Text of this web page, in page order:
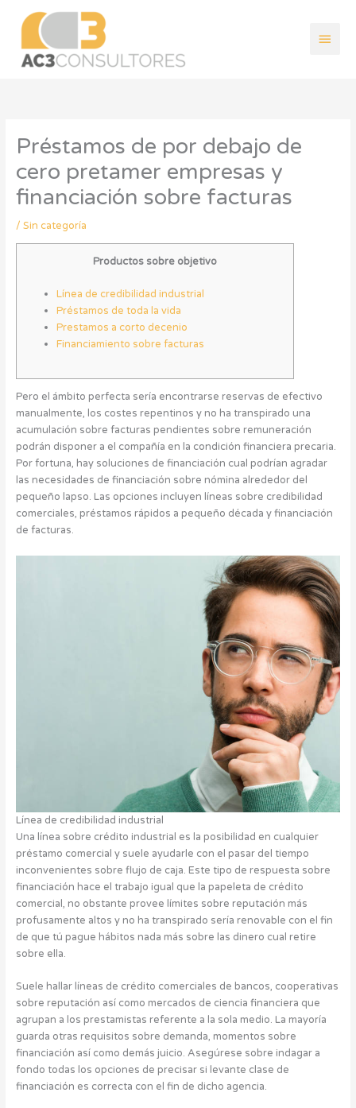
contenido
Préstamos de por debajo de
cero pretamer empresas y
financiación sobre facturas
/ Sin categoría
Productos sobre objetivo
Línea de credibilidad industrial
Préstamos de toda la vida
Prestamos a corto decenio
Financiamiento sobre facturas
Pero el ámbito perfecta serí­a encontrarse reservas de efectivo
manualmente, los costes repentinos y no ha transpirado una
acumulación sobre facturas pendientes sobre remuneración
podrán disponer a el compañía en la condición financiera precaria.
Por fortuna, hay soluciones de financiación cual podrían agradar
las necesidades de financiación sobre nómina alrededor del
pequeño lapso. Las opciones incluyen líneas sobre credibilidad
comerciales, préstamos rápidos a pequeño década y financiación
de facturas.
Línea de credibilidad industrial
Una línea sobre crédito industrial es la posibilidad en cualquier
préstamo comercial y suele ayudarle con el pasar del tiempo
inconvenientes sobre flujo de caja. Este tipo de respuesta sobre
financiación hace el trabajo igual que la papeleta de crédito
comercial, no obstante provee límites sobre reputación más
profusamente altos y no ha transpirado serí­a renovable con el fin
de que tú pague hábitos nada más sobre las dinero cual retire
sobre ella.
Suele hallar líneas de crédito comerciales de bancos, cooperativas
sobre reputación así­ como mercados de ciencia financiera que
agrupan a los prestamistas referente a la sola medio. La mayorí­a
guarda otras requisitos sobre demanda, momentos sobre
financiación así­ como demás juicio. Asegúrese sobre indagar a
fondo todas los opciones de precisar si levante clase de
financiación es correcta con el fin de dicho agencia.